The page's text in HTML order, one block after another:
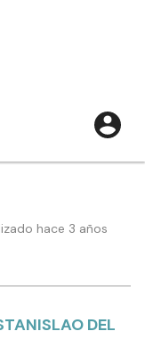
hace 3 años
DEL